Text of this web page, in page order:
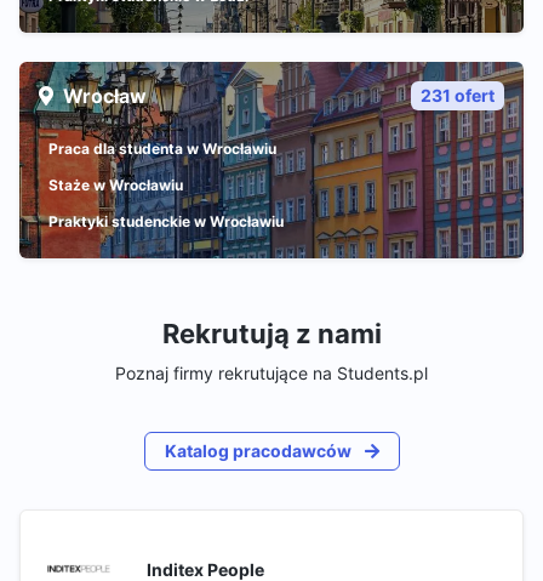
Wrocław 231 ofert
Praca dla studenta w Wrocławiu
Staże w Wrocławiu
Praktyki studenckie w Wrocławiu
Rekrutują z nami
Poznaj firmy rekrutujące na Students.pl
Katalog pracodawców
Inditex People